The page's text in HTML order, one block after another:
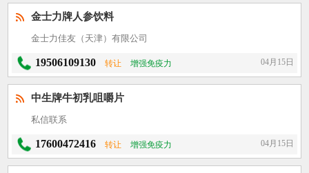
金士力牌人参饮料
金士力佳友（天津）有限公司
19506109130 转让 增强免疫力 04月15日
中生牌牛初乳咀嚼片
私信联系
17600472416 转让 增强免疫力 04月15日